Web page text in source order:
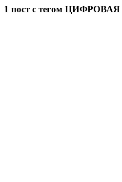
1 постс тегом